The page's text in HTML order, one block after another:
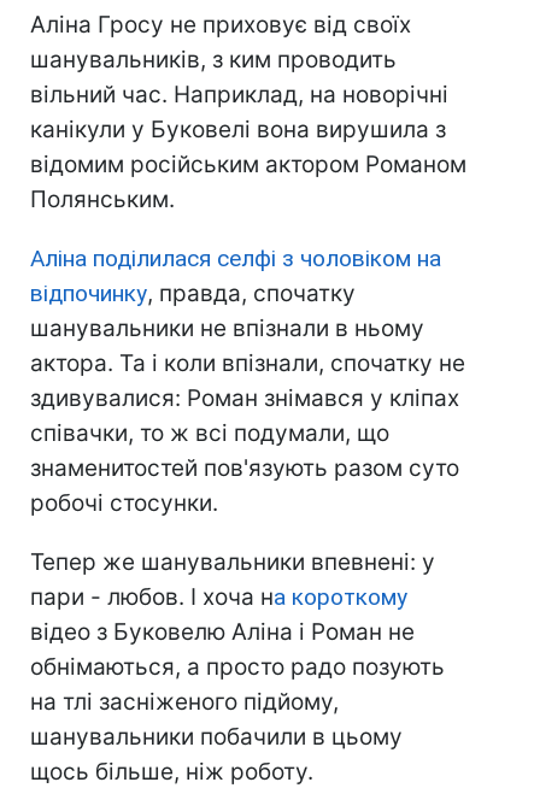
Аліна Гросу не приховує від своїх
шанувальників, з ким проводить
вільний час. Наприклад, на новорічні
канікули у Буковелі вона вирушила з
відомим російським актором Романом
Полянським.
Аліна поділилася селфі з чоловіком на
відпочинку, правда, спочатку
шанувальники не впізнали в ньому
актора. Та і коли впізнали, спочатку не
здивувалися: Роман знімався у кліпах
співачки, то ж всі подумали, що
знаменитостей пов'язують разом суто
робочі стосунки.
Тепер же шанувальники впевнені: у
пари - любов. І хоча на короткому
відео з Буковелю Аліна і Роман не
обнімаються, а просто радо позують
на тлі засніженого підйому,
шанувальники побачили в цьому
щось більше, ніж роботу.